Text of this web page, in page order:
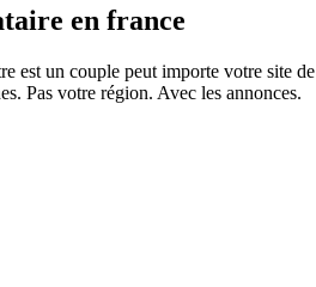
en france
est un couple peut importe votre site
Pas votre région. Avec les annonces.